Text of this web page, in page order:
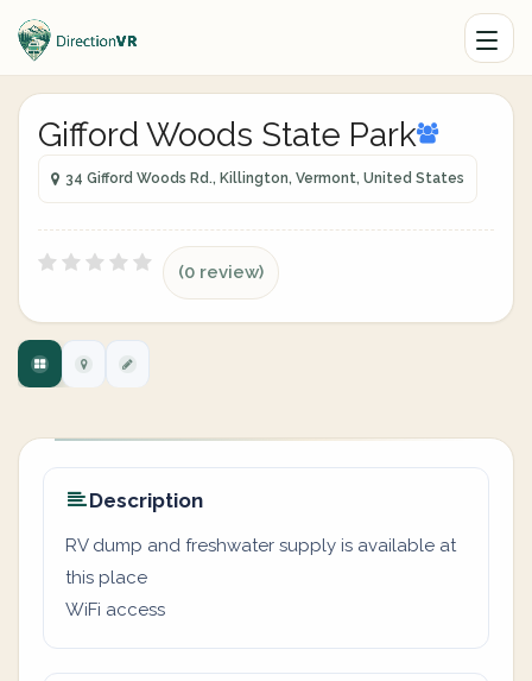
Gifford Woods State Park
34 Gifford Woods Rd., Killington, Vermont, United States
(0 review)
Description
RV dump and freshwater supply is available at
this place
WiFi access